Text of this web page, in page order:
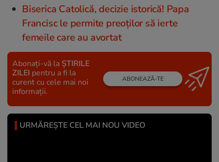
Biserica Catolică, decizie istorică! Papa
Francisc le permite preoților să ierte
femeile care au avortat
Abonați-vă la ȘTIRILE
ZILEI pentru a fi la
curent cu cele mai noi
informații.
ABONEAZĂ-TE
URMĂREȘTE CEL MAI NOU VIDEO